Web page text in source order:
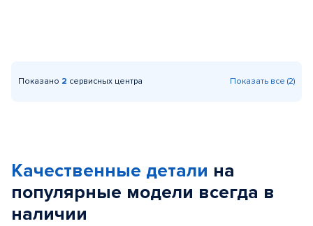
Показано 2 сервисных центра Показать все (2)
Качественные детали на
популярные модели всегда в
наличии